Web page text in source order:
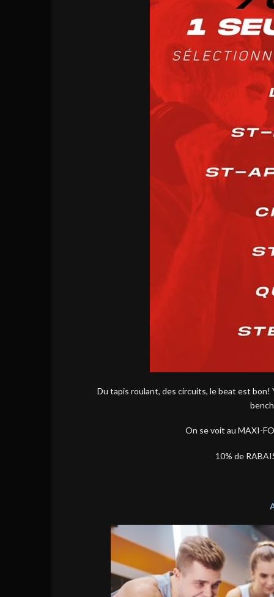
Du tapis roulant, des circuits, le beat est bon!
On se voit au MAXI-
10% de